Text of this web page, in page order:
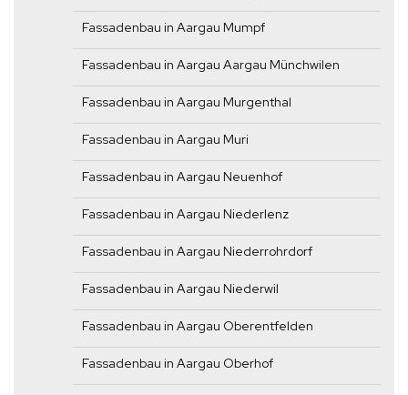
Fassadenbau in Aargau Mumpf
Fassadenbau in Aargau Aargau Münchwilen
Fassadenbau in Aargau Murgenthal
Fassadenbau in Aargau Muri
Fassadenbau in Aargau Neuenhof
Fassadenbau in Aargau Niederlenz
Fassadenbau in Aargau Niederrohrdorf
Fassadenbau in Aargau Niederwil
Fassadenbau in Aargau Oberentfelden
Fassadenbau in Aargau Oberhof